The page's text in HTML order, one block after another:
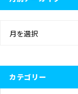
月を選択
カテゴリー